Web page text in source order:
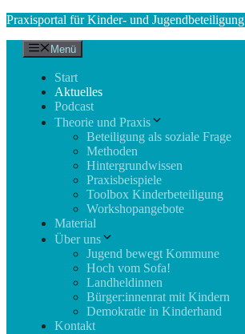
Zum
springen
Praxisportal für Kinder- und Jugendbeteiligung
Menü
Start
Aktuelles
Podcast
Theorie und Praxis
Beteiligung als soziale Frage
Methoden
Hintergrundwissen
Praxisbeispiele
Toolbox Kinderbeteiligung
Workshopangebote
Material
Über uns
Jugend bewegt Kommune
Hoch vom Sofa!
Landheldinnen
Bürger:innenrat mit Kindern
Demokratie in Kinderhand
Kontakt